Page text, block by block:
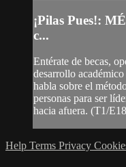
¡Pilas Pues!:
c...
Entérate de becas,
desarrollo
habla sobre el
personas para ser
hacia afuera. (T1/
Help Terms Privacy